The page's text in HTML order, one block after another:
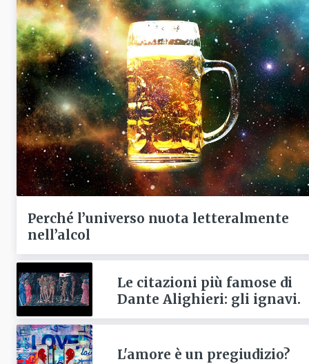
Perché l’universo nuota letteralmente
nell’alcol
Le citazioni più famose di
Dante Alighieri: gli ignavi.
L'amore è un pregiudizio?